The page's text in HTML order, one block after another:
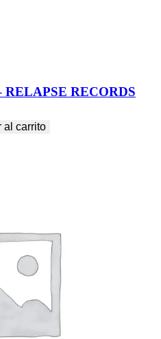
RECORDS
al carrito